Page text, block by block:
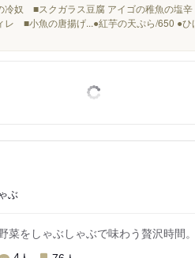
冷奴 ■スクガラス豆腐 アイゴの稚魚の塩
■小魚の唐揚げ...●紅芋の天ぷら/650 ●ひ
ぶ
菜をしゃぶしゃぶで味わう贅沢時間